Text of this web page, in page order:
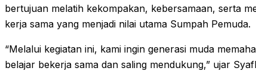
bertujuan melatih kekompakan, kebersamaan, serta
kerja sama yang menjadi nilai utama Sumpah Pemuda.
“Melalui kegiatan ini, kami ingin generasi muda
belajar bekerja sama dan saling mendukung,” ujar